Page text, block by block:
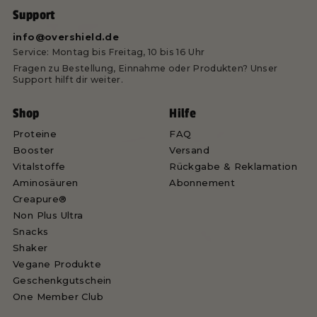
Support
info@overshield.de
Service: Montag bis Freitag, 10 bis 16 Uhr
Fragen zu Bestellung, Einnahme oder Produkten? Unser
Support hilft dir weiter.
Shop
Proteine
Booster
Vitalstoffe
Aminosäuren
Creapure®
Non Plus Ultra
Snacks
Shaker
Vegane Produkte
Geschenkgutschein
One Member Club
Hilfe
FAQ
Versand
Rückgabe & Reklamation
Abonnement